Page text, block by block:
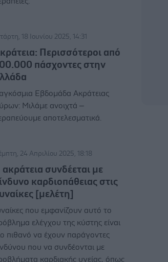
18 Ιουνίου 2025, 14:31
Περισσότεροι από
πάσχοντες στην
Εβδομάδα Ακράτειας
Μιλάμε ανοιχτά –
αποτελεσματικά.
24 Απριλίου 2025, 18:18
ακράτεια συνδέεται με
καρδιοπάθειας στις
[μελέτη]
που εμφανίζουν αυτό το
ελέγχου της κύστης είναι
πιθανό να έχουν παράγοντες
που να συνδέονται με
καρδιακής υγείας, όπως